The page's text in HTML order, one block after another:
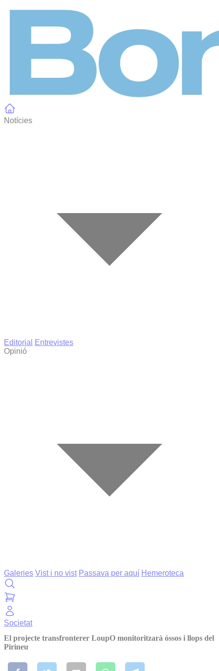
Notícies
Editorial
Entrevistes
Opinió
Galeries Vist i no vist Passava per aquí Hemeroteca
Societat
El projecte transfronterer LoupO monitoritzarà óssos i llops del
Pirineu